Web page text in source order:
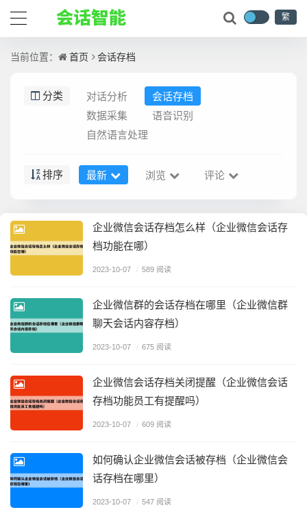
繁
当前位置： 首页 会话存档
分类 对话分析
会话存档
数据采集
语音识别
自然语言处理
排序 最新 浏览 评论
企业微信会话存档怎么样（企业微信会话存
档功能在哪）
2023-10-07 / 589 阅读
企业微信群的会话存档在哪里（企业微信群
聊天会话内容存档）
2023-10-07 / 675 阅读
企业微信会话存档关闭提醒（企业微信会话
存档功能员工有提醒吗）
2023-10-07 / 609 阅读
如何确认企业微信会话被存档（企业微信会
话存档在哪里）
2023-10-07 / 547 阅读